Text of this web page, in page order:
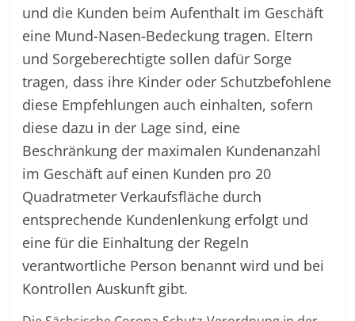
und die Kunden beim Aufenthalt im Geschäft
eine Mund-Nasen-Bedeckung tragen. Eltern
und Sorgeberechtigte sollen dafür Sorge
tragen, dass ihre Kinder oder Schutzbefohlene
diese Empfehlungen auch einhalten, sofern
diese dazu in der Lage sind, eine
Beschränkung der maximalen Kundenanzahl
im Geschäft auf einen Kunden pro 20
Quadratmeter Verkaufsfläche durch
entsprechende Kundenlenkung erfolgt und
eine für die Einhaltung der Regeln
verantwortliche Person benannt wird und bei
Kontrollen Auskunft gibt.